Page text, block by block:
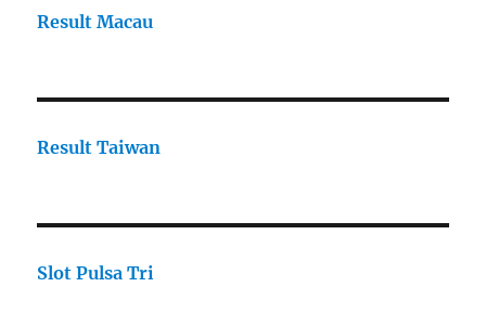
Result Macau
Result Taiwan
Slot Pulsa Tri